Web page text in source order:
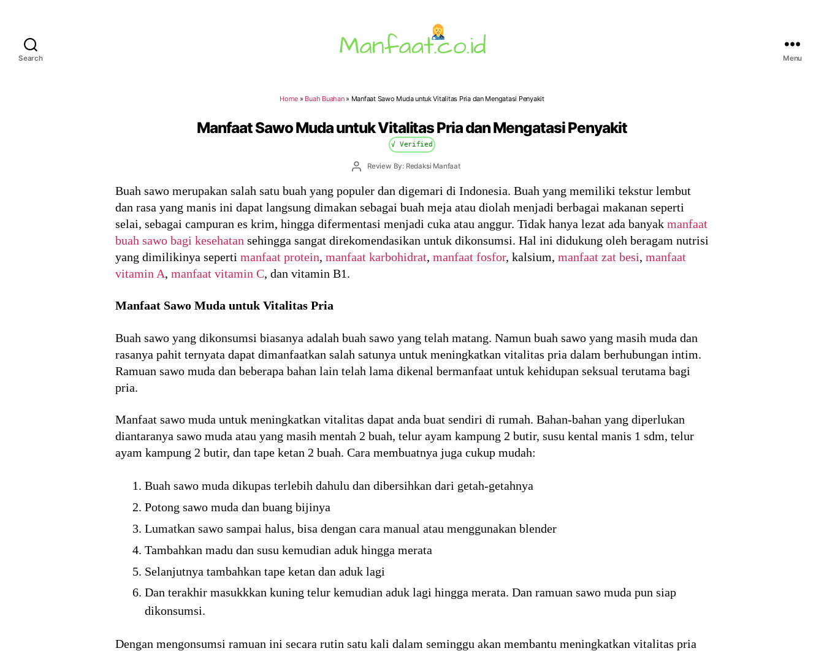
Search Menu
Home » Buah Buahan» Manfaat Sawo Muda untuk Vitalitas Pria dan Mengatasi Penyakit
Manfaat Sawo Muda untuk Vitalitas Pria dan Mengatasi Penyakit
√ Verified
PostReview By: Redaksi Manfaat
Buah sawo merupakan salah satu buah yang populer dan digemari di Indonesia. Buah yang memiliki tekstur lembut
dan rasa yang manis ini dapat langsung dimakan sebagai buah meja atau diolah menjadi berbagai makanan seperti
selai, sebagai campuran es krim, hingga difermentasi menjadi cuka atau anggur. Tidak hanya lezat ada banyak manfaat
buah sawo bagi kesehatan sehingga sangat direkomendasikan untuk dikonsumsi. Hal ini didukung oleh beragam nutrisi
yang dimilikinya seperti manfaat protein, manfaat karbohidrat, manfaat fosfor, kalsium, manfaat zat besi, manfaat
vitamin A, manfaat vitamin C, dan vitamin B1.
Manfaat Sawo Muda untuk Vitalitas Pria
Buah sawo yang dikonsumsi biasanya adalah buah sawo yang telah matang. Namun buah sawo yang masih muda dan
rasanya pahit ternyata dapat dimanfaatkan salah satunya untuk meningkatkan vitalitas pria dalam berhubungan intim.
Ramuan sawo muda dan beberapa bahan lain telah lama dikenal bermanfaat untuk kehidupan seksual terutama bagi
pria.
Manfaat sawo muda untuk meningkatkan vitalitas dapat anda buat sendiri di rumah. Bahan-bahan yang diperlukan
diantaranya sawo muda atau yang masih mentah 2 buah, telur ayam kampung 2 butir, susu kental manis 1 sdm, telur
ayam kampung 2 butir, dan tape ketan 2 buah. Cara membuatnya juga cukup mudah:
Buah sawo muda dikupas terlebih dahulu dan dibersihkan dari getah-getahnya
Potong sawo muda dan buang bijinya
Lumatkan sawo sampai halus, bisa dengan cara manual atau menggunakan blender
Tambahkan madu dan susu kemudian aduk hingga merata
Selanjutnya tambahkan tape ketan dan aduk lagi
Dan terakhir masukkkan kuning telur kemudian aduk lagi hingga merata. Dan ramuan sawo muda pun siap
dikonsumsi.
Dengan mengonsumsi ramuan ini secara rutin satu kali dalam seminggu akan membantu meningkatkan vitalitas pria